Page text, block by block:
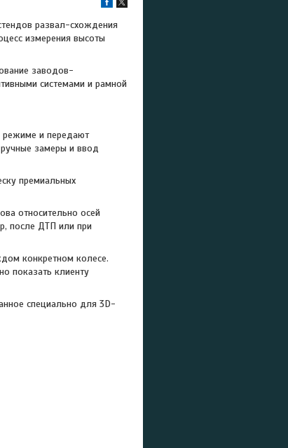
развал-схождения
измерения высоты
заводов-
системами и рамной
режиме и передают
замеры и ввод
премиальных
относительно осей
после ДТП или при
конкретном колесе.
показать клиенту
специально для 3D-